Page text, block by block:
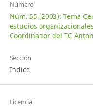
Número
Núm. 55 (2003): Tema
estudios
Coordinador del TC
Sección
Indice
Licencia